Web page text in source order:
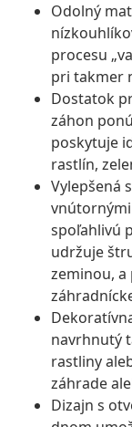
Odolný
procesu
pri takmer
Dostatok
záhon
poskytuje
rastlín,
Vylepšená
spoľahlivú
udržuje
zeminou,
navrhnutý
rastliny
záhrade
Dizajn s